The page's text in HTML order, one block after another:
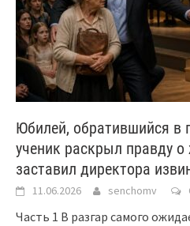
Юбилей, обратившийся в
ученик раскрыл правду о
заставил директора
11.06.2026 senchomv
Часть 1 В разгар самого